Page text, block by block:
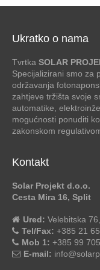
Ukratko o nama
Tvrtka SOLAR
Specijalizirani smo za
održavanja
zahtjeve tržišta svoje
automatike,
mogućnosti ponuditi
zakonskom
Kontakt
Solar Projekt d.o.o.
Cesta Mira 16, Split
Ured: Velebitska
Tel/Fax: +385 21
Mob 1: +385 99
E-mail: